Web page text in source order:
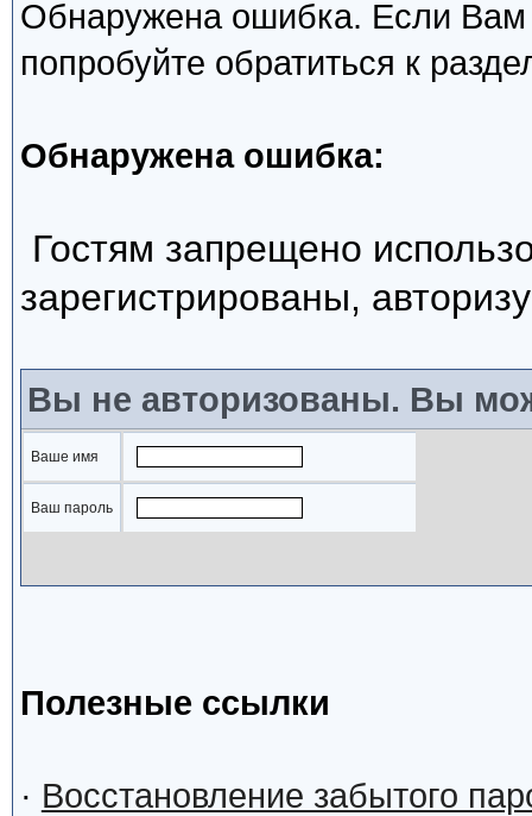
Обнаружена ошибка. Если
попробуйте обратиться к
Обнаружена ошибка:
Гостям запрещено
зарегистрированы,
Вы не авторизованы. Вы
Ваше имя
Ваш пароль
Полезные ссылки
· Восстановление забытого